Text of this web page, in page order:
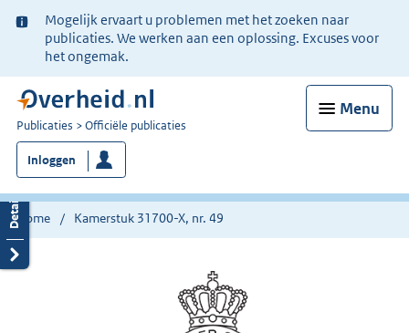
Ter
informatie:
Mogelijk ervaart u problemen met het zoeken naar
publicaties. We werken aan een oplossing. Excuses voor
het ongemak.
Menu
U
bent
nu
hier:
Publicaties Officiële publicaties
Inloggen
Home Kamerstuk 31700-X, nr. 49